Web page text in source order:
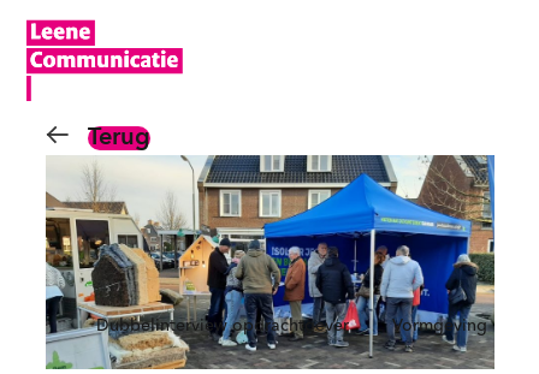
Terug
Dubbelinterview opdrachtgever Vormgeving